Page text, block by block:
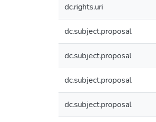
dc.rights.uri
dc.subject.proposal
dc.subject.proposal
dc.subject.proposal
dc.subject.proposal